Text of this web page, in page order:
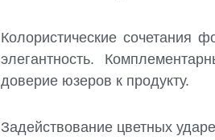
Колористические сочетания
элегантность.
доверие юзеров к продукту.
Задействование цветных